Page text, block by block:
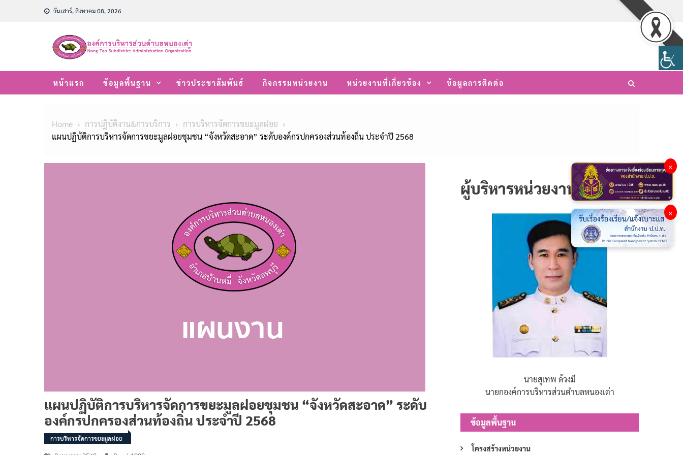
วันเสาร์, สิงหาคม 08, 2026
หน้าแรก ข้อมูลพื้นฐาน ข่าวประชาสัมพันธ์ กิจกรรมหน่วยงาน หน่วยงานที่เกี่ยวข้อง ข้อมูลการติดต่อ
Home การปฏิบัติงาน&การบริการ
การบริหารจัดการขยะมูลฝอย
แผนปฏิบัติการบริหารจัดการขยะมูลฝอยชุมชน “จังหวัดสะอาด” ระดับองค์กรปกครองส่วนท้องถิ่น ประจำปี 2568
แผนปฏิบัติการบริหารจัดการขยะมูลฝอยชุมชน “จังหวัดสะอาด” ระดับ
องค์กรปกครองส่วนท้องถิ่น ประจำปี 2568
การบริหารจัดการขยะมูลฝอย
ผู้บริหารหน่วยงาน
นายสุเทพ ด้วงมี
นายกองค์การบริหารส่วนตำบลหนองเต่า
ข้อมูลพื้นฐาน
โครงสร้างหน่วยงาน
×
×